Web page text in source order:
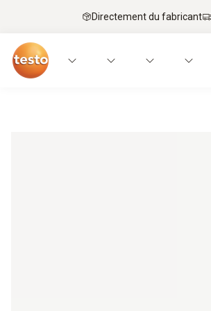
Directement du fabricant